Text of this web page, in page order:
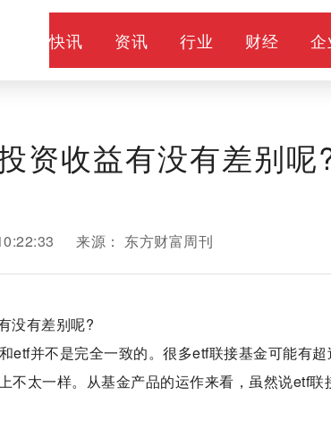
快讯 资讯 行业 财经 企
资收益有没有差别
来源： 东方财富周刊
没有差别呢?
etf并不是完全一致的。很多etf联接基金可能有
不太一样。从基金产品的运作来看，虽然说etf